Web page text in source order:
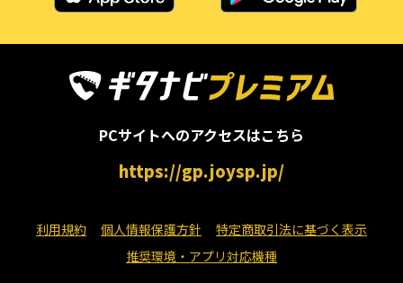
PCサイトへのアクセスはこちら
https://gp.joysp.jp/
利用規約 個人情報保護方針
特定商取引法に基づく表示
推奨環境・アプリ対応機種